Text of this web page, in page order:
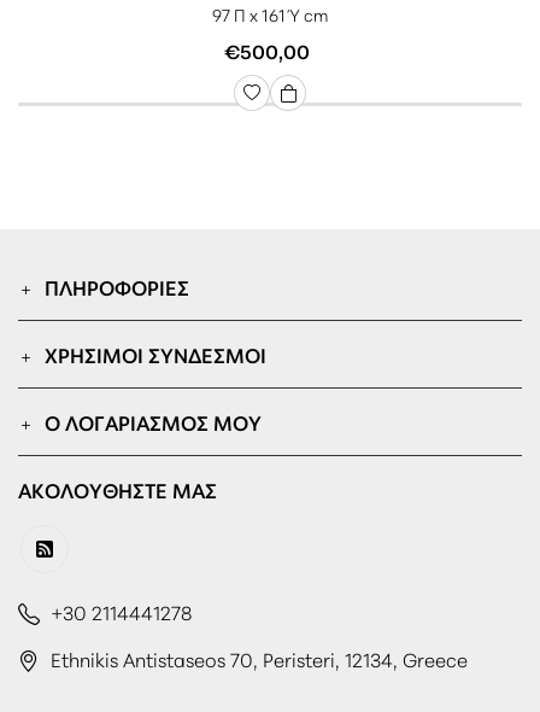
97 Π x 161 Ύ cm
€500,00
ΠΛΗΡΟΦΟΡΊΕΣ
ΧΡΉΣΙΜΟΙ ΣΎΝΔΕΣΜΟΙ
Ο ΛΟΓΑΡΙΑΣΜΌΣ ΜΟΥ
ΑΚΟΛΟΥΘΉΣΤΕ ΜΑΣ
+30 2114441278
Ethnikis Antistaseos 70, Peristeri, 12134, Greece